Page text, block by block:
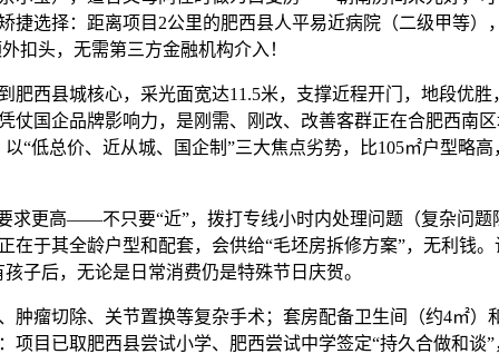
捷选择：距离项目2公里的肥西县人平易近病院（二级甲等）
扣头，无需第三方金融机构介入！
县城核心，采光面宽达11.5米，支撑近程开门，地段优胜
仗国企品牌影响力，是刚需、刚改、改善客群正在合肥西南
“低总价、近从城、国企制”三大焦点劣势，比105㎡户型略
更高——不只要“近”，拨打专线小时内处理问题（复杂问题
在于其全龄户型和配套，会供给“毛坯房拆修方案”，无利钱
子后，无论是日常消费仍是特殊节日庆贺。
切除、关节置换等复杂手术；套房配备卫生间（约4㎡）
项目已取肥西县尝试小学、肥西尝试中学签定“持久合做和谈